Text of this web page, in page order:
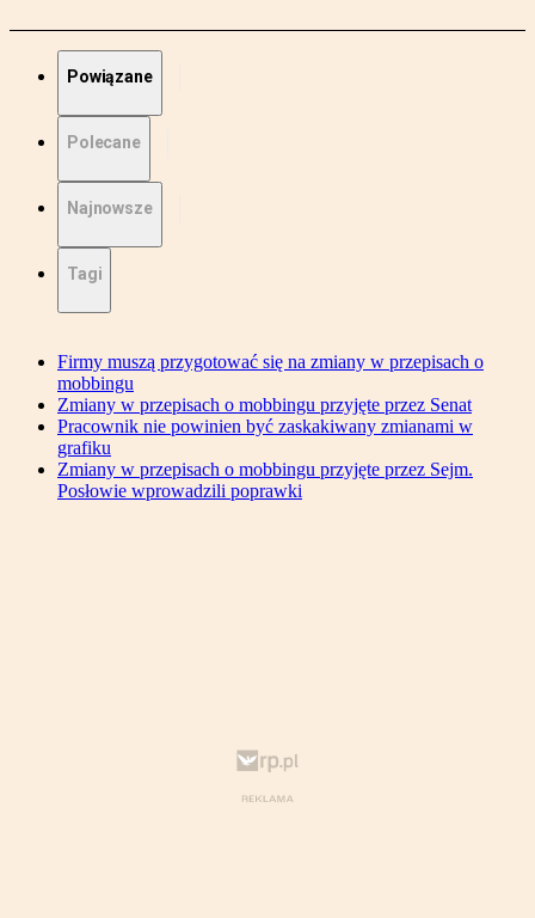
Powiązane
Polecane
Najnowsze
Tagi
Firmy muszą przygotować się na zmiany w przepisach o
mobbingu
Zmiany w przepisach o mobbingu przyjęte przez Senat
Pracownik nie powinien być zaskakiwany zmianami w
grafiku
Zmiany w przepisach o mobbingu przyjęte przez Sejm.
Posłowie wprowadzili poprawki